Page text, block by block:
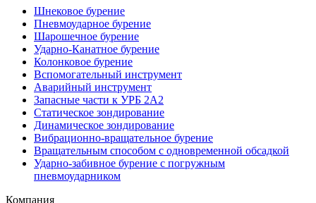
Шнековое бурение
Пневмоударное бурение
Шарошечное бурение
Ударно-Канатное бурение
Колонковое бурение
Вспомогательный инструмент
Аварийный инструмент
Запасные части к УРБ 2А2
Статическое зондирование
Динамическое зондирование
Вибрационно-вращательное бурение
Вращательным способом с одновременной обсадкой
Ударно-забивное бурение с погружным
пневмоударником
Компания